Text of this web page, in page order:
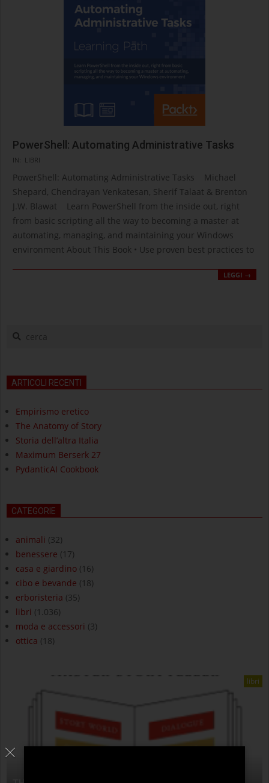
PowerShell: Automating Administrative Tasks
2022-
03-
17
IN: LIBRI
PowerShell: Automating Administrative Tasks Michael
Shepard, Chendrayan Venkatesan, Sherif Talaat & Brenton
J.W. Blawat Learn PowerShell from the inside out, right
from basic scripting all the way to becoming a master at
automating, managing, and maintaining your Windows
environment About This Book • Use proven best practices to
LEGGI →
cerca
ARTICOLI RECENTI
Empirismo eretico
The Anatomy of Story
Storia dell’altra Italia
Maximum Berserk 27
PydanticAI Cookbook
CATEGORIE
animali (32)
benessere (17)
casa e giardino (16)
cibo e bevande (18)
erboristeria (35)
libri (1.036)
moda e accessori (3)
ottica (18)
libri